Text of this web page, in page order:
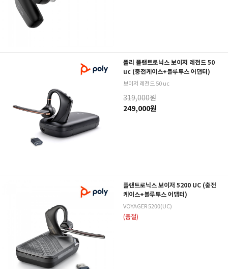
폴리 플랜트로닉스 보이저 레전드 50
uc (충전케이스+블루투스 어댑터)
보이저 레전드 50 uc
319,000원
249,000원
플랜트로닉스 보이저 5200 UC (충전
케이스+블루투스 어댑터)
VOYAGER 5200(UC)
(품절)